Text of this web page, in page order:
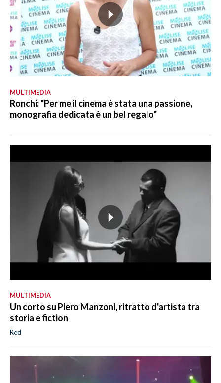
MULTIMEDIA
Ronchi: "Per me il cinema è stata una passione,
monografia dedicata è un bel regalo"
MULTIMEDIA
Un corto su Piero Manzoni, ritratto d'artista tra
storia e fiction
Red